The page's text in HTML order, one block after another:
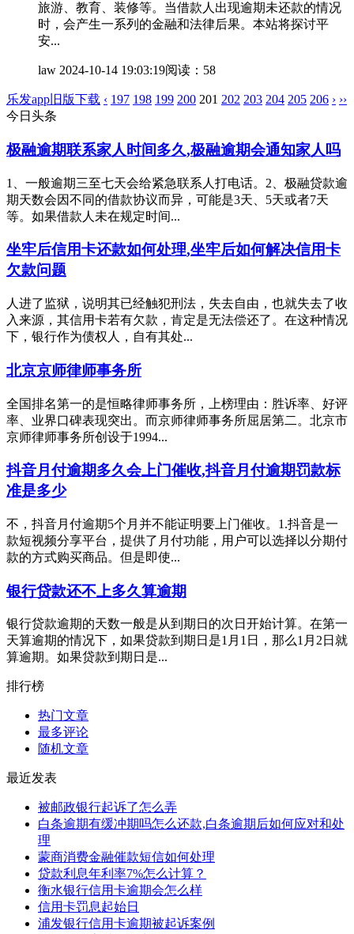
旅游、教育、装修等。当借款人出现逾期未还款的情况
时，会产生一系列的金融和法律后果。本站将探讨平
安...
law 2024-10-14 19:03:19阅读：58
乐发app旧版下载 ‹ 197 198 199 200 201 202 203 204 205 206 › ››
今日头条
极融逾期联系家人时间多久,极融逾期会通知家人吗
1、一般逾期三至七天会给紧急联系人打电话。2、极融贷款逾
期天数会因不同的借款协议而异，可能是3天、5天或者7天
等。如果借款人未在规定时间...
坐牢后信用卡还款如何处理,坐牢后如何解决信用卡
欠款问题
人进了监狱，说明其已经触犯刑法，失去自由，也就失去了收
入来源，其信用卡若有欠款，肯定是无法偿还了。在这种情况
下，银行作为债权人，自有其处...
北京京师律师事务所
全国排名第一的是恒略律师事务所，上榜理由：胜诉率、好评
率、业界口碑表现突出。而京师律师事务所屈居第二。北京市
京师律师事务所创设于1994...
抖音月付逾期多久会上门催收,抖音月付逾期罚款标
准是多少
不，抖音月付逾期5个月并不能证明要上门催收。1.抖音是一
款短视频分享平台，提供了月付功能，用户可以选择以分期付
款的方式购买商品。但是即使...
银行贷款还不上多久算逾期
银行贷款逾期的天数一般是从到期日的次日开始计算。在第一
天算逾期的情况下，如果贷款到期日是1月1日，那么1月2日就
算逾期。如果贷款到期日是...
排行榜
热门文章
最多评论
随机文章
最近发表
被邮政银行起诉了怎么弄
白条逾期有缓冲期吗怎么还款,白条逾期后如何应对和处
理
蒙商消费金融催款短信如何处理
贷款利息年利率7%怎么计算？
衡水银行信用卡逾期会怎么样
信用卡罚息起始日
浦发银行信用卡逾期被起诉案例